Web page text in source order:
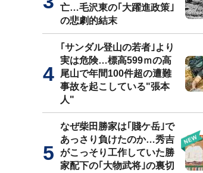
※写真はイメージです
亡…毛沢東の｢大躍進政策｣
の悲劇的結末
｢サンダル登山の若者｣より
実は危険…標高599ｍの高
尾山で年間100件超の遭難
事故を起こしている"張本
人"
なぜ柴田勝家は｢賤ケ岳｣で
あっさり負けたのか…秀吉
がこっそり工作していた勝
家配下の｢大物武将｣の裏切